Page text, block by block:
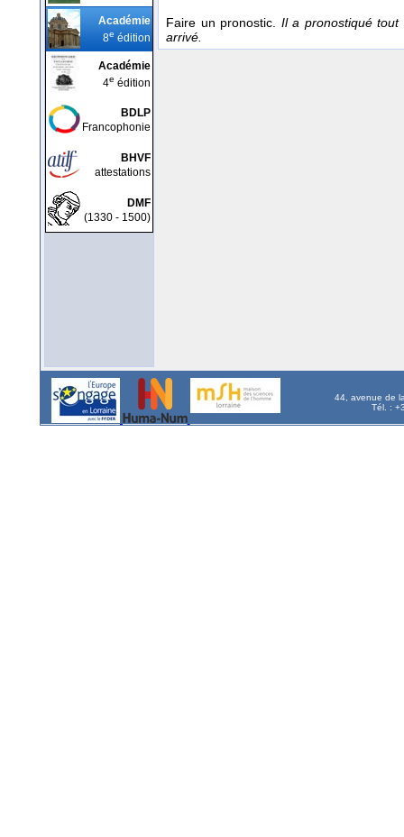
Académie
8e édition
Académie
4e édition
BDLP
Francophonie
BHVF
attestations
DMF
(1330 - 1500)
Faire un pronostic. Il a pronostiqué
arrivé.
44, avenue de
Tél. :